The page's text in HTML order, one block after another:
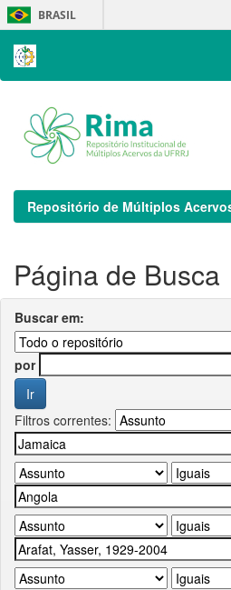
Skip
navigation
BRASIL
Repositório de Múltiplos
Página de Busca
Buscar em:
por
Filtros correntes: